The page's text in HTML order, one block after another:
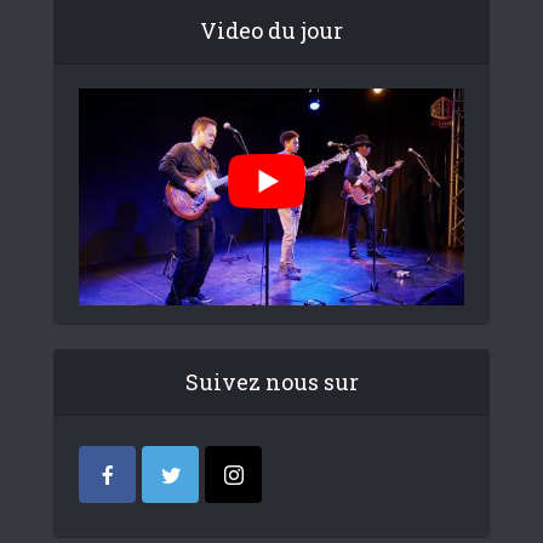
Video du jour
Suivez nous sur